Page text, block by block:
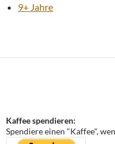
9+ Jahre
Kaffee spendieren:
Spendiere einen "Kaffee",